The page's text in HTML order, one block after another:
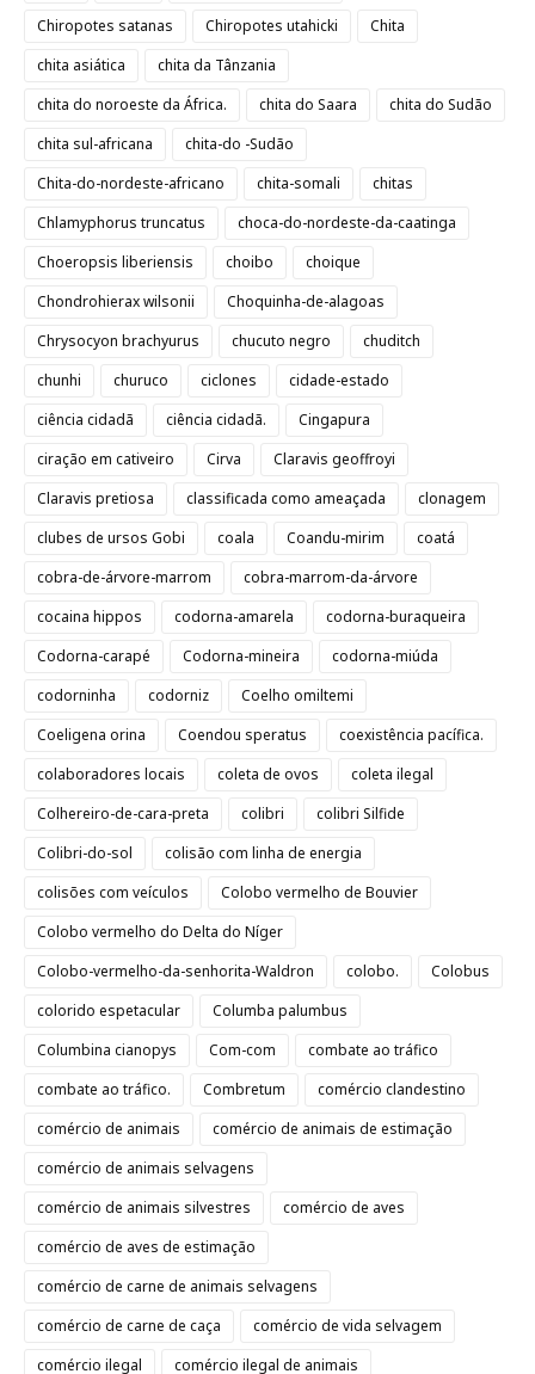
Chiropotes satanas
Chiropotes utahicki
Chita
chita asiática
chita da Tânzania
chita do noroeste da África.
chita do Saara
chita do Sudão
chita sul-africana
chita-do -Sudão
Chita-do-nordeste-africano
chita-somali
chitas
Chlamyphorus truncatus
choca-do-nordeste-da-caatinga
Choeropsis liberiensis
choibo
choique
Chondrohierax wilsonii
Choquinha-de-alagoas
Chrysocyon brachyurus
chucuto negro
chuditch
chunhi
churuco ciclones
cidade-estado
ciência cidadã
ciência cidadã.
Cingapura
ciração em cativeiro
Cirva
Claravis geoffroyi
Claravis pretiosa
classificada como ameaçada
clonagem
clubes de ursos Gobi
coala Coandu-mirim
coatá
cobra-de-árvore-marrom
cobra-marrom-da-árvore
cocaina hippos
codorna-amarela
codorna-buraqueira
Codorna-carapé
Codorna-mineira
codorna-miúda
codorninha
codorniz
Coelho omiltemi
Coeligena orina
Coendou speratus
coexistência pacífica.
colaboradores locais
coleta de ovos
coleta ilegal
Colhereiro-de-cara-preta
colibri
colibri Silfide
Colibri-do-sol
colisão com linha de energia
colisões com veículos
Colobo vermelho de Bouvier
Colobo vermelho do Delta do Níger
Colobo-vermelho-da-senhorita-Waldron
colobo.
Colobus
colorido espetacular
Columba palumbus
Columbina cianopys
Com-com
combate ao tráfico
combate ao tráfico.
Combretum
comércio clandestino
comércio de animais
comércio de animais de estimação
comércio de animais selvagens
comércio de animais silvestres
comércio de aves
comércio de aves de estimação
comércio de carne de animais selvagens
comércio de carne de caça
comércio de vida selvagem
comércio ilegal
comércio ilegal de animais